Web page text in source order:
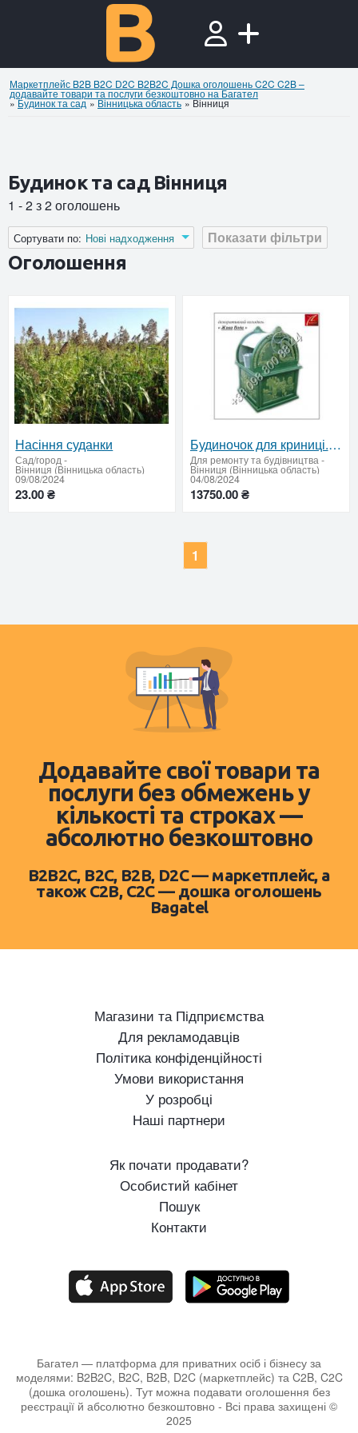
Маркетплейс B2B B2C D2C B2B2C Дошка оголошень C2C C2B –
додавайте товари та послуги безкоштовно на Багател
»Будинок та сад »Вінницька область »Вінниця
Будинок та сад Вінниця
1 - 2 з 2 оголошень
Показати фільтри
Сортувати по: Нові надходження
Оголошення
Насіння суданки
Сад/город-
Вінниця (Вінницька область)
09/08/2024
23.00 ₴
Будиночок для криниці. Декоративный колодец.
Для ремонту та будівництва-
Вінниця (Вінницька область)
04/08/2024
13750.00 ₴
1
Додавайте свої товари та
послуги без обмежень у
кількості та строках —
абсолютно безкоштовно
B2B2C, B2C, B2B, D2C — маркетплейс, а
також C2B, C2C — дошка оголошень
Bagatel
Магазини та Підприємства
Для рекламодавців
Політика конфіденційності
Умови використання
У розробці
Наші партнери
Як почати продавати?
Особистий кабінет
Пошук
Контакти
Багател — платформа для приватних осіб і бізнесу за
моделями: B2B2C, B2C, B2B, D2C (маркетплейс) та C2B, C2C
(дошка оголошень). Тут можна подавати оголошення без
реєстрації й абсолютно безкоштовно - Всі права захищені ©
2025